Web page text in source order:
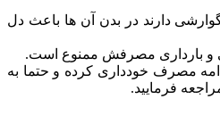
دارند در بدن آن ها باعث دل
و بارداری مصرفش ممنوع است.
مصرف خودداری کرده و حتما به
فرمایید.